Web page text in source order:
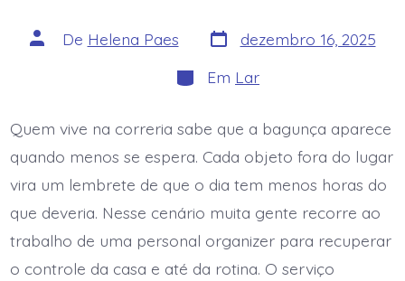
Autor
do
De Helena Paes Data
do
dezembro 16, 2025
Categorias
Em Lar
Quem vive na correria sabe que a bagunça aparece
quando menos se espera. Cada objeto fora do lugar
vira um lembrete de que o dia tem menos horas do
que deveria. Nesse cenário muita gente recorre ao
trabalho de uma personal organizer para recuperar
o controle da casa e até da rotina. O serviço